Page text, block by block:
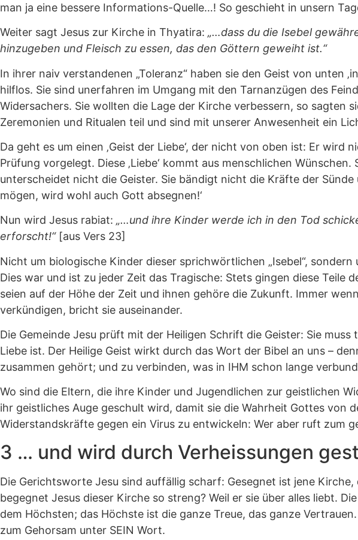
man ja eine bessere Informations-Quelle…! So geschieht in unsern
Weiter sagt Jesus zur Kirche in Thyatira: „…dass du die Isebel
hinzugeben und Fleisch zu essen, das den Göttern geweiht ist.“
In ihrer naiv verstandenen „Toleranz“ haben sie den Geist von unten
hilflos. Sie sind unerfahren im Umgang mit den Tarnanzügen des
Widersachers. Sie wollten die Lage der Kirche verbessern, so sagten
Zeremonien und Ritualen teil und sind mit unserer Anwesenheit ein
Da geht es um einen ‚Geist der Liebe‘, der nicht von oben ist: Er
Prüfung vorgelegt. Diese ‚Liebe‘ kommt aus menschlichen
unterscheidet nicht die Geister. Sie bändigt nicht die Kräfte der
mögen, wird wohl auch Gott absegnen!‘
Nun wird Jesus rabiat: „…und ihre Kinder werde ich in den Tod
erforscht!“ [aus Vers 23]
Nicht um biologische Kinder dieser sprichwörtlichen „Isebel“,
Dies war und ist zu jeder Zeit das Tragische: Stets gingen diese
seien auf der Höhe der Zeit und ihnen gehöre die Zukunft. Immer
verkündigen, bricht sie auseinander.
Die Gemeinde Jesu prüft mit der Heiligen Schrift die Geister: Sie
Liebe ist. Der Heilige Geist wirkt durch das Wort der Bibel an uns –
zusammen gehört; und zu verbinden, was in IHM schon lange
Wo sind die Eltern, die ihre Kinder und Jugendlichen zur geistlichen
ihr geistliches Auge geschult wird, damit sie die Wahrheit Gottes von
Widerstandskräfte gegen ein Virus zu entwickeln: Wer aber ruft zum
3 … und wird durch Verheissungen
Die Gerichtsworte Jesu sind auffällig scharf: Gesegnet ist jene
begegnet Jesus dieser Kirche so streng? Weil er sie über alles liebt.
dem Höchsten; das Höchste ist die ganze Treue, das ganze
zum Gehorsam unter SEIN Wort.